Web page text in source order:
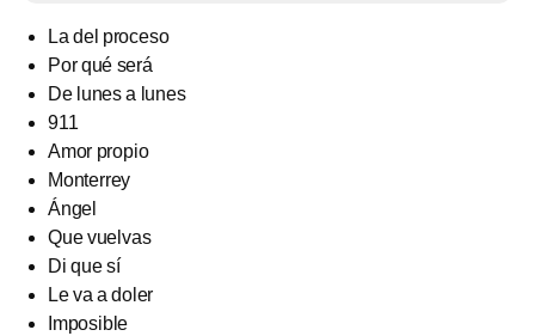
La del proceso
Por qué será
De lunes a lunes
911
Amor propio
Monterrey
Ángel
Que vuelvas
Di que sí
Le va a doler
Imposible